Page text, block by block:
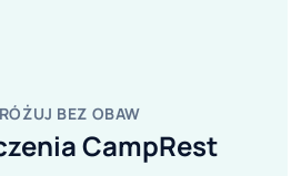
BEZ OBAW
CampRest